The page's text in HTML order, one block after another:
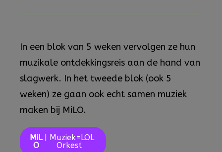
In een blok van 5 weken vervolgen ze hun
muzikale ontdekkingsreis aan de hand van
slagwerk. In het tweede blok (ook 5
weken) ze gaan ook echt samen muziek
maken bij MiLO.
MiL
O
| Muziek=LOL
Orkest